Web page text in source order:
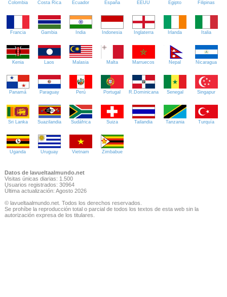
Colombia Costa Rica Ecuador España EEUU Egipto Filipinas
Francia Gambia India Indonesia Inglaterra Irlanda Italia
Kenia Laos Malasia Malta Marruecos Nepal Nicaragua
Panamá Paraguay Perú Portugal R.Dominicana Senegal Singapur
Sri Lanka Suazilandia Sudáfrica Suiza Tailandia Tanzania Turquía
Uganda Uruguay Vietnam Zimbabue
Datos de lavueltaalmundo.net
Visitas únicas diarias: 1.500
Usuarios registrados: 30964
Última actualización: Agosto 2026
© lavueltaalmundo.net. Todos los derechos reservados.
Se prohíbe la reproducción total o parcial de todos los textos de esta web sin la
autorización expresa de los titulares.